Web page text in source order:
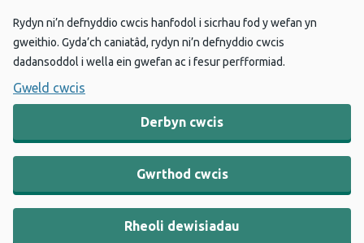
Rydyn ni’n defnyddio cwcis hanfodol i sicrhau fod y wefan yn
gweithio. Gyda’ch caniatâd, rydyn ni’n defnyddio cwcis
dadansoddol i wella ein gwefan ac i fesur perfformiad.
Gweld cwcis
Derbyn cwcis
Gwrthod cwcis
Rheoli dewisiadau